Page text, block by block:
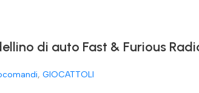
di auto Fast & Furious
, GIOCATTOLI